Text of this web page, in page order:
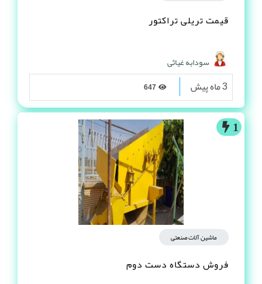
قیمت تریلی تراکتور
سودابه غیاثی
3 ماه پیش
1
ماشین آلات صنعتی
فروش دستگاه دست دوم